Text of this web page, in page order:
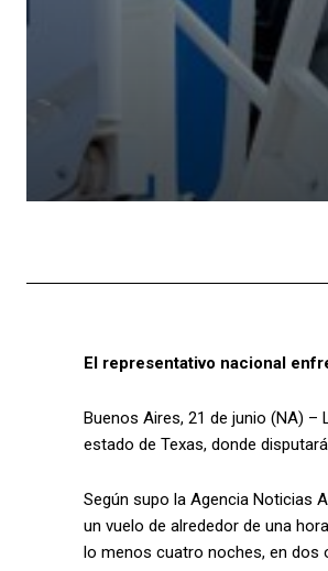
El representativo nacional
Buenos Aires, 21 de junio (NA) –
estado de Texas, donde
Según supo la Agencia Noticias
un vuelo de alrededor de una
lo menos cuatro noches, en dos